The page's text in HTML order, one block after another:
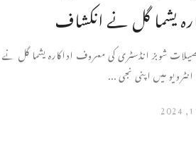
یشما گل نے انکشاف
شوبز انڈسٹری کی معروف اداکارہ یشما گل نے
میں اپنی نجی ...